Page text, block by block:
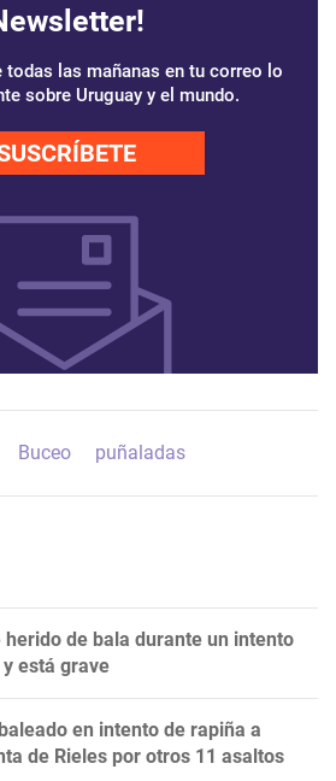
todas las mañanas en tu correo lo
sobre Uruguay y el mundo.
Buceo puñaladas
de bala durante un intento
está grave
en intento de rapiña a
de Rieles por otros 11 asaltos